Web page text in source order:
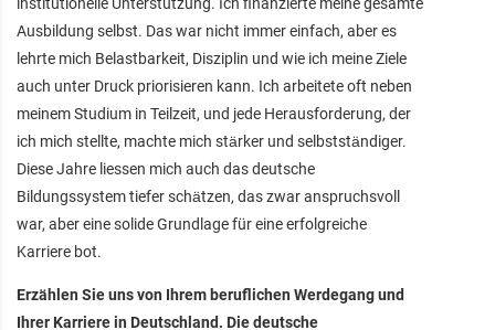
Ausbildung selbst. Das war nicht immer einfach, aber es
lehrte mich Belastbarkeit, Disziplin und wie ich meine Ziele
auch unter Druck priorisieren kann. Ich arbeitete oft neben
meinem Studium in Teilzeit, und jede Herausforderung, der
ich mich stellte, machte mich stärker und selbstständiger.
Diese Jahre liessen mich auch das deutsche
Bildungssystem tiefer schätzen, das zwar anspruchsvoll
war, aber eine solide Grundlage für eine erfolgreiche
Karriere bot.
Erzählen Sie uns von Ihrem beruflichen Werdegang und
Ihrer Karriere in Deutschland. Die deutsche